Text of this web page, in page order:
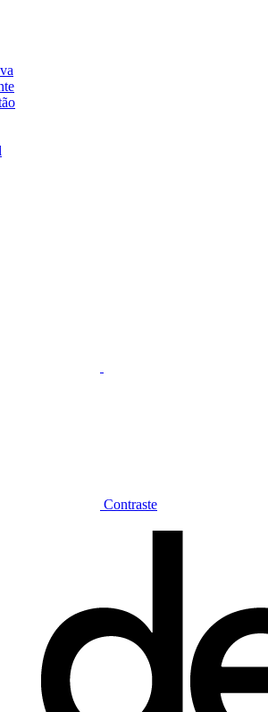
Contraste